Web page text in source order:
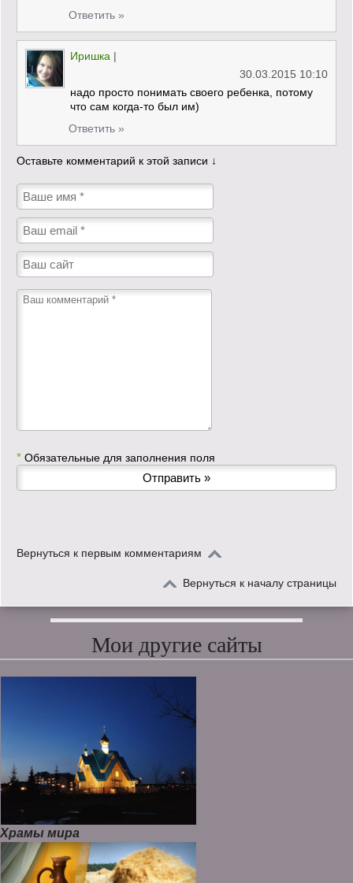
Ответить »
Иришка |
30.03.2015 10:10
надо просто понимать своего ребенка, потому
что сам когда-то был им)
Ответить »
Оставьте комментарий к этой записи ↓
* Обязательные для заполнения поля
Вернуться к первым комментариям
Вернуться к началу страницы
Мои другие сайты
Храмы мира